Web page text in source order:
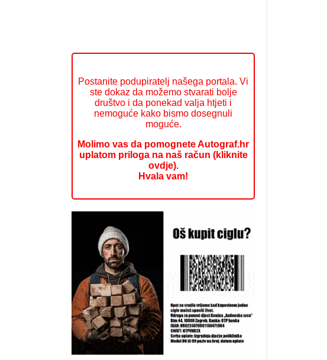
Postanite podupiratelj našega portala. Vi
ste dokaz da možemo stvarati bolje
društvo i da ponekad valja htjeti i
nemoguće kako bismo dosegnuli
moguće.
Molimo vas da pomognete Autograf.hr
uplatom priloga na naš račun (kliknite
ovdje).
Hvala vam!